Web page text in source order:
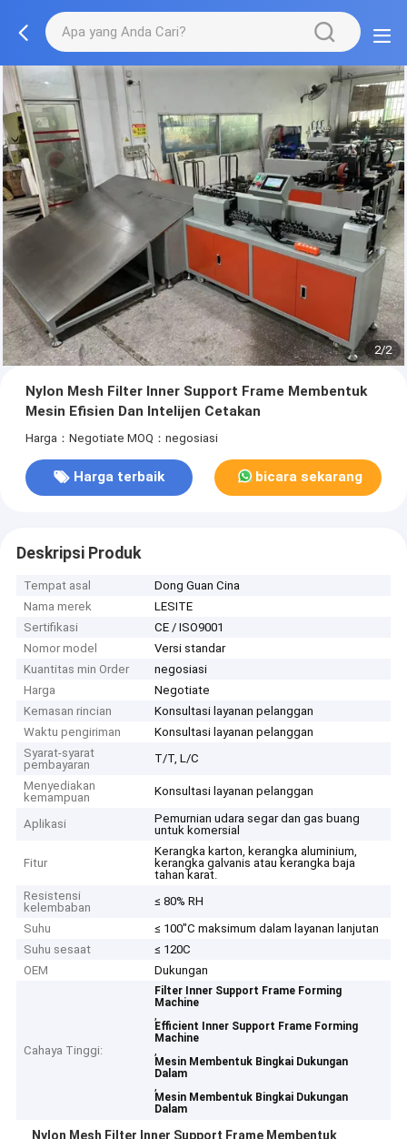
2/2
Nylon Mesh Filter Inner Support Frame Membentuk
Mesin Efisien Dan Intelijen Cetakan
Harga：Negotiate MOQ：negosiasi
Harga terbaik bicara sekarang
Deskripsi Produk
Tempat asal
Dong Guan Cina
Nama merek
LESITE
Sertifikasi
CE / ISO9001
Nomor model
Versi standar
Kuantitas min Order
negosiasi
Harga
Negotiate
Kemasan rincian
Konsultasi layanan pelanggan
Waktu pengiriman
Konsultasi layanan pelanggan
Syarat-syarat
pembayaran
T/T, L/C
Menyediakan
kemampuan
Konsultasi layanan pelanggan
Aplikasi
Pemurnian udara segar dan gas buang
untuk komersial
Fitur
Kerangka karton, kerangka aluminium,
kerangka galvanis atau kerangka baja
tahan karat.
Resistensi
kelembaban
≤ 80% RH
Suhu
≤ 100"C maksimum dalam layanan lanjutan
Suhu sesaat
≤ 120C
OEM
Dukungan
Cahaya Tinggi:
Filter Inner Support Frame Forming
Machine
,
Efficient Inner Support Frame Forming
Machine
,
Mesin Membentuk Bingkai Dukungan
Dalam
,
Mesin Membentuk Bingkai Dukungan
Dalam
Nylon Mesh Filter Inner Support Frame Membentuk